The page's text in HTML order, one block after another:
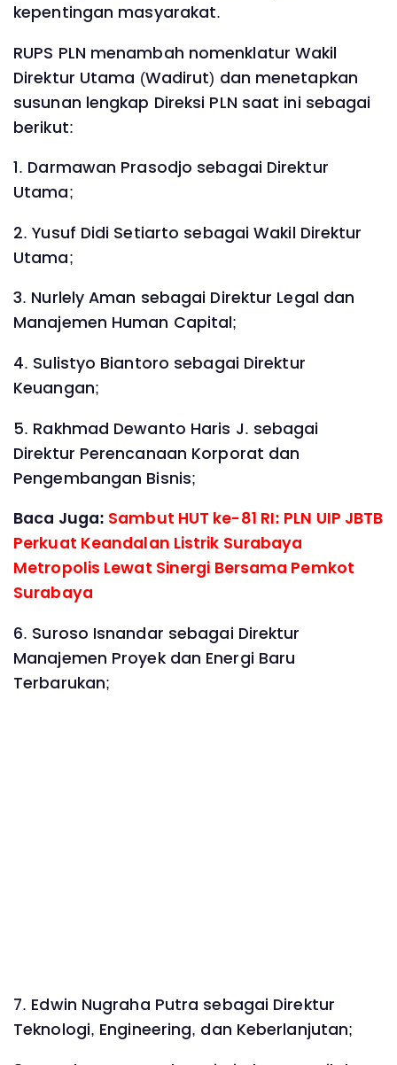
kepentingan masyarakat.
RUPS PLN menambah nomenklatur Wakil
Direktur Utama (Wadirut) dan menetapkan
susunan lengkap Direksi PLN saat ini sebagai
berikut:
1. Darmawan Prasodjo sebagai Direktur
Utama;
2. Yusuf Didi Setiarto sebagai Wakil Direktur
Utama;
3. Nurlely Aman sebagai Direktur Legal dan
Manajemen Human Capital;
4. Sulistyo Biantoro sebagai Direktur
Keuangan;
5. Rakhmad Dewanto Haris J. sebagai
Direktur Perencanaan Korporat dan
Pengembangan Bisnis;
Baca Juga: Sambut HUT ke-81 RI: PLN UIP JBTB
Perkuat Keandalan Listrik Surabaya
Metropolis Lewat Sinergi Bersama Pemkot
Surabaya
6. Suroso Isnandar sebagai Direktur
Manajemen Proyek dan Energi Baru
Terbarukan;
7. Edwin Nugraha Putra sebagai Direktur
Teknologi, Engineering, dan Keberlanjutan;